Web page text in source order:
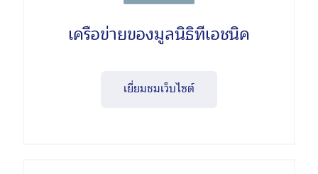
เครือข่ายของมูลนิธิทีเอชนิค
เยี่ยมชมเว็บไซต์